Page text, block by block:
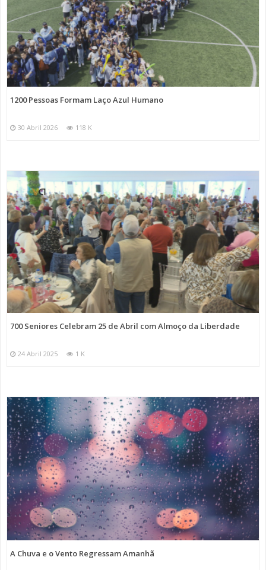
1200 Pessoas Formam Laço Azul Humano
30 Abril 2026 118 K
700 Seniores Celebram 25 de Abril com Almoço da Liberdade
24 Abril 2025 1 K
A Chuva e o Vento Regressam Amanhã